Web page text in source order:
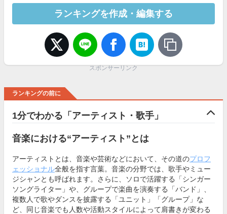
ランキングを作成・編集する
スポンサーリンク
ランキングの前に
1分でわかる「アーティスト・歌手」
音楽における“アーティスト”とは
アーティストとは、音楽や芸術などにおいて、その道のプロフ
ェッショナル全般を指す言葉。音楽の分野では、歌手やミュー
ジシャンとも呼ばれます。さらに、ソロで活躍する「シンガー
ソングライター」や、グループで楽曲を演奏する「バンド」、
複数人で歌やダンスを披露する「ユニット」「グループ」な
ど、同じ音楽でも人数や活動スタイルによって肩書きが変わる